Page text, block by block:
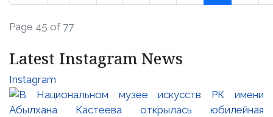
Page 45 of 77
Latest Instagram News
Instagram